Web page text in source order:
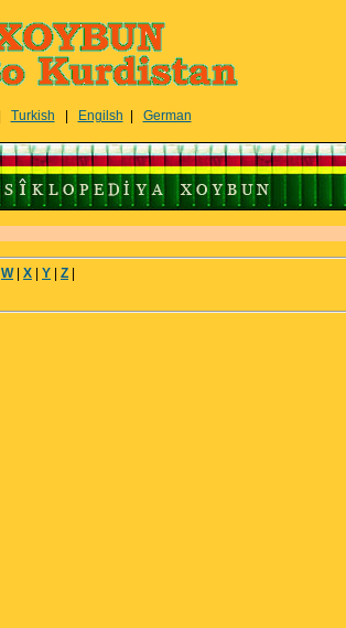
Turkish Engilsh German
W| X Y Z